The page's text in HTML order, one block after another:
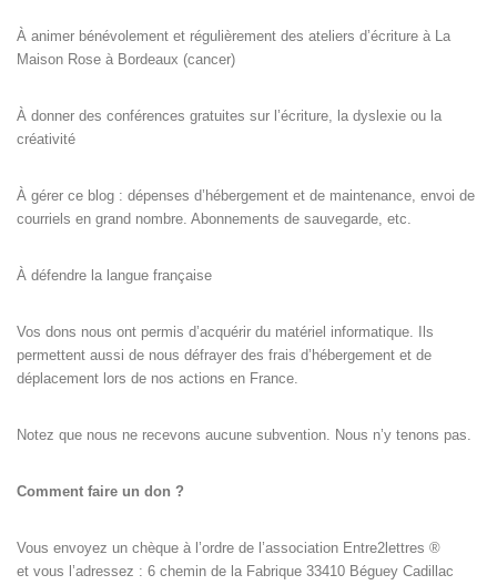
À animer bénévolement et régulièrement des ateliers d’écriture à La
Maison Rose à Bordeaux (cancer)
À donner des conférences gratuites sur l’écriture, la dyslexie ou la
créativité
À gérer ce blog : dépenses d’hébergement et de maintenance, envoi de
courriels en grand nombre. Abonnements de sauvegarde, etc.
À défendre la langue française
Vos dons nous ont permis d’acquérir du matériel informatique. Ils
permettent aussi de nous défrayer des frais d’hébergement et de
déplacement lors de nos actions en France.
Notez que nous ne recevons aucune subvention. Nous n’y tenons pas.
Comment faire un don ?
Vous envoyez un chèque à l’ordre de l’association Entre2lettres ®
et vous l’adressez : 6 chemin de la Fabrique 33410 Béguey Cadillac